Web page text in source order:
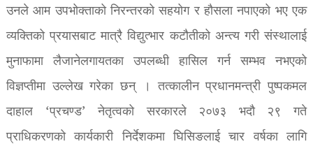
उनले आम उपभोक्ताको निरन्तरको सहयोग र हौसला नपाएको भए एक
व्यक्तिको प्रयासबाट मात्रै विद्युत्भार कटौतीको अन्त्य गरी संस्थालाई
मुनाफामा लैजानेलगायतका उपलब्धी हासिल गर्न सम्भव नभएको
विज्ञप्तीमा उल्लेख गरेका छन् । तत्कालीन प्रधानमन्त्री पुष्पकमल
दाहाल ‘प्रचण्ड’ नेतृत्वको सरकारले २०७३ भदौ २९ गते
प्राधिकरणको कार्यकारी निर्देशकमा घिसिङलाई चार वर्षका लागि